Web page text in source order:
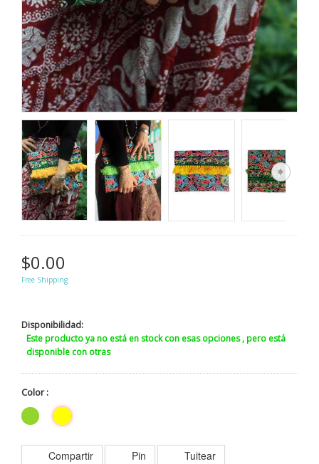
$0.00
Free Shipping
Disponibilidad:
Este producto ya no está en stock con esas opciones , pero está
disponible con otras
Color :
Compartir Pin Tuitear